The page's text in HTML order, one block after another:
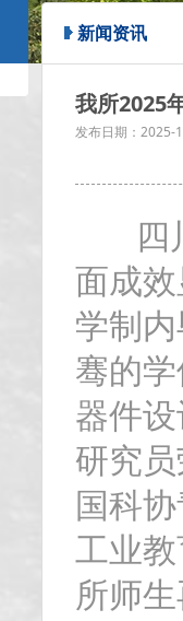
新闻资讯
我所2025
发布日期： 2025-
四川
面成
学制
骞的
器件
研究
国科
工业
所师